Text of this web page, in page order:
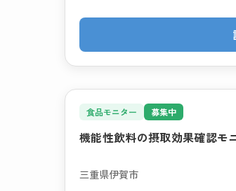
食品モニター 募集中
機能性飲料の摂取効果確認モ
三重県伊賀市